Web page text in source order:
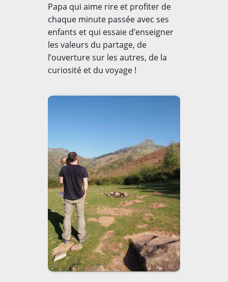
Papa qui aime rire et profiter de
chaque minute passée avec ses
enfants et qui essaie d’enseigner
les valeurs du partage, de
l’ouverture sur les autres, de la
curiosité et du voyage !